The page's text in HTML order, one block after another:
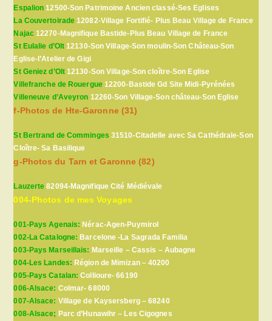
Espalion 12500-Son Patrimoine Ancien classé-Ses Eglises
La Couvertoirade 12082-Village Fortifié- Plus Beau Village de France
Najac12270-Magnifique Bastide-Plus Beau Village de France
St Eulalie d’Olt 12130-Son Village-Son moulin-Son Château-Son
Eglise-l’Atelier de Gigi
St Geniez d’Olt12130-Son Village-Son cloître-Son Eglise
Villefranche de Rouergue12200-Bastide Gd Site Midi-Pyrénées
Villeneuve d’Aveyron 12260-Son Village-Son château-Son Eglise
f-Photos de Hte-Garonne (31)
St Bertrand de Comminges 31510-Citadelle avec Sa Cathédrale-Son
Cloître- Sa Basilique
g-Photos du Tarn et Garonne (82)
Lauzerte 82094-Magnifique Cité Médiévale
004-Photos de mes Voyages
001-Pays Agenais: Nérac-Agen-Puymirol
002-La Catalogne:Barcelone -La Sagrada Familia
003-Pays Marseillais: Marseille – Cassis – Aubagne
004-Les Landes:Région de Mimizan – 40200
005-Pays Catalan:Collioure- 66190
006-Alsace: Colmar- 68000
007-Alsace: Village de Kaysersberg – 68240
008-Alsace; Parc d’Hunawihr – Les Cigognes